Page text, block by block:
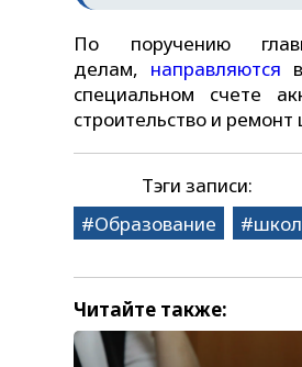
По поручению
делам, направляются
специальном счете
строительство и ремонт
Тэги записи:
Образование
Читайте также: